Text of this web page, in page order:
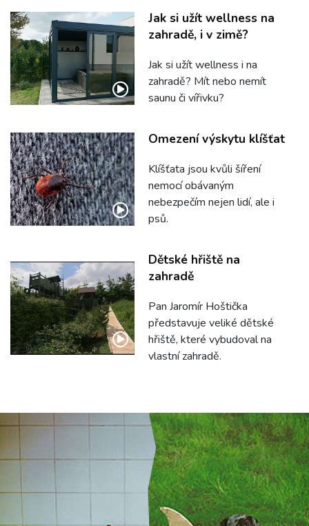
Jak si užít wellness na
zahradě, i v zimě?
Jak si užít wellness i na
zahradě? Mít nebo nemít
saunu či vířivku?
Omezení výskytu klíšťat
Klíšťata jsou kvůli šíření
nemocí obávaným
nebezpečím nejen lidí, ale i
psů.
Dětské hřiště na
zahradě
Pan Jaromír Hoštička
představuje veliké dětské
hřiště, které vybudoval na
vlastní zahradě.